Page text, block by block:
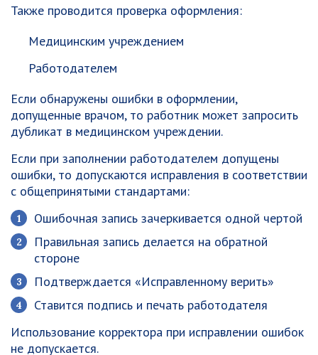
Также проводится проверка оформления:
Медицинским учреждением
Работодателем
Если обнаружены ошибки в оформлении,
допущенные врачом, то работник может запросить
дубликат в медицинском учреждении.
Если при заполнении работодателем допущены
ошибки, то допускаются исправления в соответствии
с общепринятыми стандартами:
Ошибочная запись зачеркивается одной чертой
Правильная запись делается на обратной
стороне
Подтверждается «Исправленному верить»
Ставится подпись и печать работодателя
Использование корректора при исправлении ошибок
не допускается.